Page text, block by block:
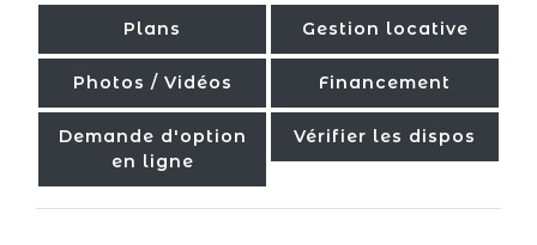
Plans Gestion locative
Photos / Vidéos Financement
Demande d'option
en ligne
Vérifier les dispos